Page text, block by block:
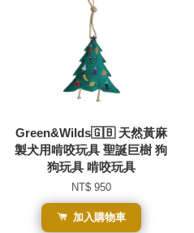
Green&Wilds🇬🇧 天然黃麻
製犬用啃咬玩具 聖誕巨樹 狗
狗玩具 啃咬玩具
NT$ 950
加入購物車